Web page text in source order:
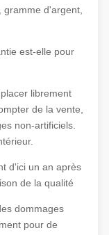
d'argent,
est-elle pour
librement
de la vente,
non-artificiels.
d'ici un an après
de la qualité
dommages
pour de